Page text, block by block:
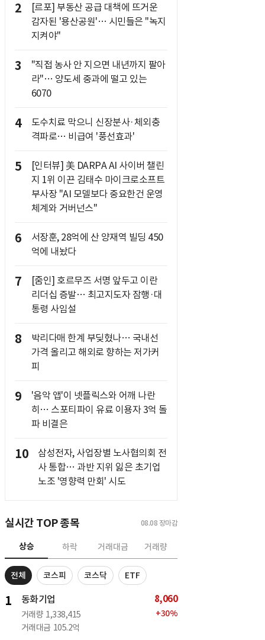
2
[르포] 부동산 공급 대책에 뜨거운
감자된 '용산공원'… 시민들은 "녹지
지켜야"
3
"직접 농사 안 지으면 내년까지 팔아
라"… 양도세 중과에 떨고 있는
6070
4
도수치료 막으니 신장분사·체외충
격파로… 비급여 '풍선효과'
5
[인터뷰] 美 DARPA AI 사이버 챌린
지 1위 이끈 김태수 마이크로소프트
부사장 "AI 모델보다 중요한건 운영
체계와 거버넌스"
6
서장훈, 28억에 산 양재역 빌딩 450
억에 내놨다
7
[줌인] 호르무즈 서명 앞두고 이란
리더십 증발… 최고지도자 잠행·대
통령 사임설
8
박리다매 한계 부딪혔나… 국내선
가격 올리고 해외로 향하는 저가커
피
9
'음악 앱'이 넷플릭스와 어깨 나란
히… 스포티파이 유료 이용자 3억 돌
파 비결은
10
삼성전자, 사업장별 노사협의회 전
사 통합… 과반 지위 잃은 초기업
노조 '영향력 만회' 시도
실시간 TOP 종목 08.08 장마감
상승 하락 거래대금 거래량
전체 코스피 코스닥 ETF
1 동화기업
거래량 1,338,415
거래대금 105.2억
8,060
+30%